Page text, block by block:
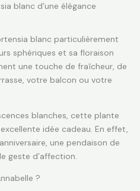
blanc d’une élégance
blanc particulièrement
sphériques et sa floraison
une touche de fraîcheur, de
votre balcon ou votre
blanches, cette plante
idée cadeau. En effet,
une pendaison de
geste d’affection.
?